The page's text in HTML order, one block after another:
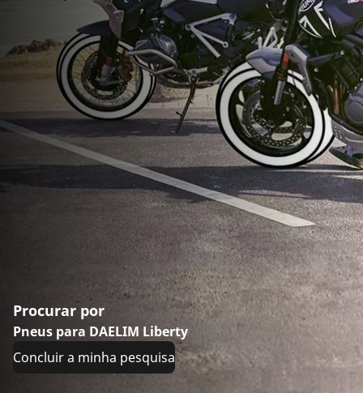
Procurar por
Pneus para DAELIM Liberty
Concluir a minha pesquisa